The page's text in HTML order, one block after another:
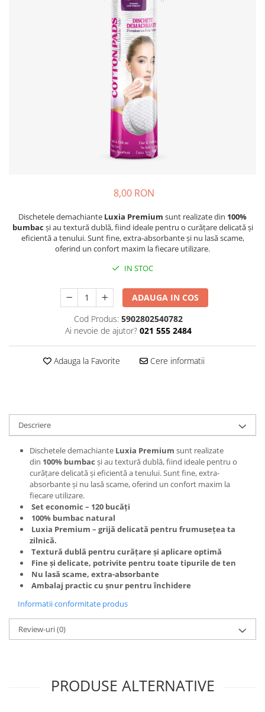
Bioactivatori & Tratamente Fose
Curatare Intretinere Incaltaminte
Igiena Orala
Make-up
Fond de ten
Produse incontinenta
8,00 RON
Dischetele demachiante Luxia Premium sunt realizate din 100%
bumbac și au textură dublă, fiind ideale pentru o curățare delicată și
eficientă a tenului. Sunt fine, extra-absorbante și nu lasă scame,
oferind un confort maxim la fiecare utilizare.
IN STOC
ADAUGA IN COS
Cod Produs: 5902802540782
Ai nevoie de ajutor? 021 555 2484
Adauga la Favorite Cere informatii
Descriere
Dischetele demachiante Luxia Premium sunt realizate
din 100% bumbac și au textură dublă, fiind ideale pentru o
curățare delicată și eficientă a tenului. Sunt fine, extra-
absorbante și nu lasă scame, oferind un confort maxim la
fiecare utilizare.
Set economic – 120 bucăți
100% bumbac natural
Luxia Premium – grijă delicată pentru frumusețea ta
zilnică.
Textură dublă pentru curățare și aplicare optimă
Fine și delicate, potrivite pentru toate tipurile de ten
Nu lasă scame, extra-absorbante
Ambalaj practic cu șnur pentru închidere
Informatii conformitate produs
Review-uri(0)
PRODUSE ALTERNATIVE